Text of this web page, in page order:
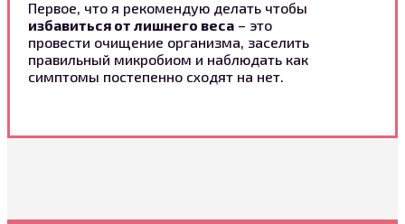
Первое, что я рекомендую делать чтобы
избавиться от лишнего веса – это
провести очищение организма, заселить
правильный микробиом и наблюдать как
симптомы постепенно сходят на нет.